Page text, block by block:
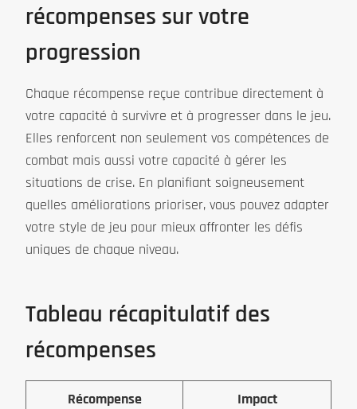
récompenses sur votre
progression
Chaque récompense reçue contribue directement à
votre capacité à survivre et à progresser dans le jeu.
Elles renforcent non seulement vos compétences de
combat mais aussi votre capacité à gérer les
situations de crise. En planifiant soigneusement
quelles améliorations prioriser, vous pouvez adapter
votre style de jeu pour mieux affronter les défis
uniques de chaque niveau.
Tableau récapitulatif des
récompenses
Récompense Impact